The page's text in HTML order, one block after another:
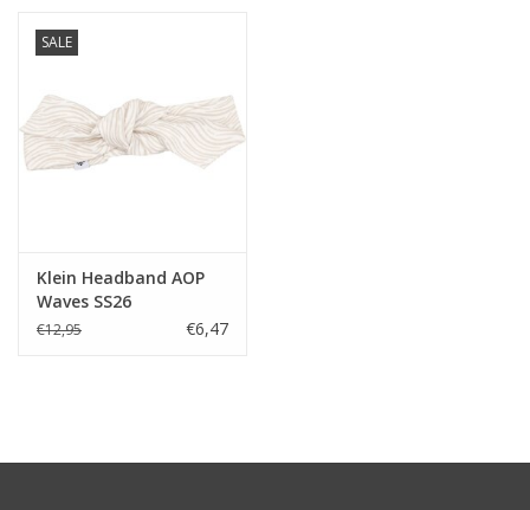
SALE
Klein Headband AOP
Waves SS26
€12,95 €6,47